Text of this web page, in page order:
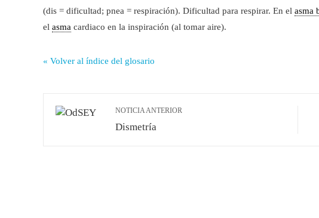
(dis = dificultad; pnea = respiración). Dificultad para respirar. En el asma
el asma cardiaco en la inspiración (al tomar aire).
« Volver al índice del glosario
NOTICIA ANTERIOR
Dismetría